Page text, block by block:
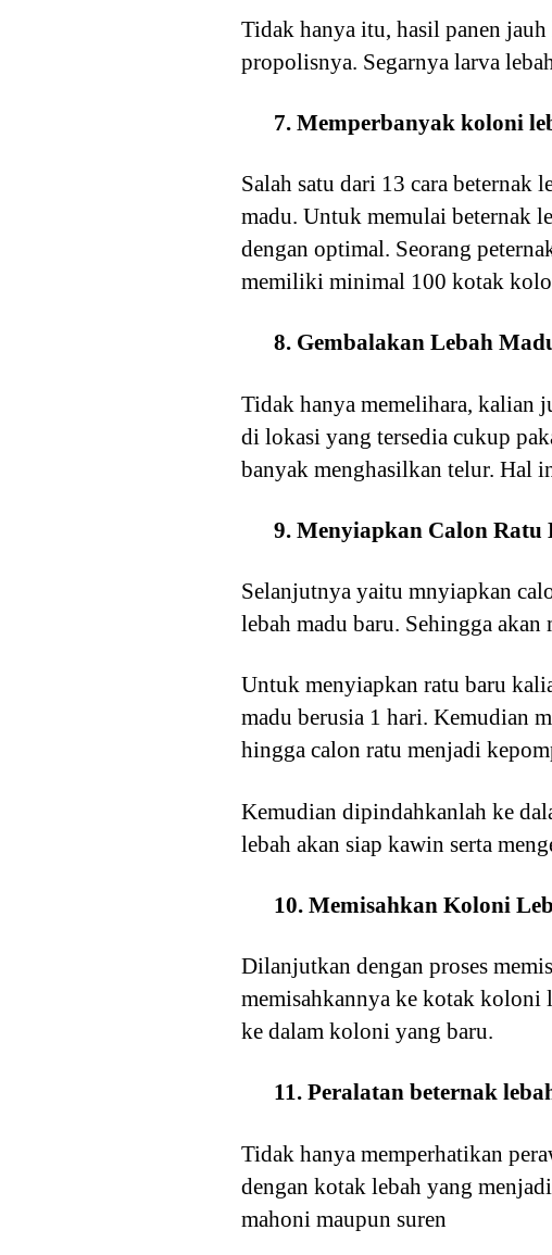
Tidak hanya itu, hasil panen
propolisnya. Segarnya larva
7. Memperbanyak koloni
Salah satu dari 13 cara beternak
madu. Untuk memulai beternak
dengan optimal. Seorang
memiliki minimal 100 kotak
8. Gembalakan Lebah
Tidak hanya memelihara, kalian
di lokasi yang tersedia cukup
banyak menghasilkan telur. Hal
9. Menyiapkan Calon Ratu
Selanjutnya yaitu mnyiapkan
lebah madu baru. Sehingga
Untuk menyiapkan ratu baru
madu berusia 1 hari. Kemudian
hingga calon ratu menjadi
Kemudian dipindahkanlah ke
lebah akan siap kawin serta
10. Memisahkan Koloni
Dilanjutkan dengan proses
memisahkannya ke kotak koloni
ke dalam koloni yang baru.
11. Peralatan beternak
Tidak hanya memperhatikan
dengan kotak lebah yang
mahoni maupun suren